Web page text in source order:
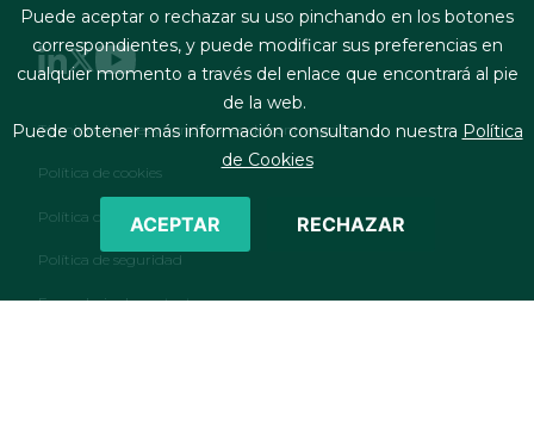
Footer menu
Términos legales y condiciones de contratación
Política de cookies
Política de privacidad
Política de seguridad
Formulario de contacto
Puede aceptar o rechazar su uso pinchando en los botones
correspondientes, y puede modificar sus preferencias en
cualquier momento a través del enlace que encontrará al pie
de la web.
Puede obtener más información consultando nuestra Política
de Cookies
ACEPTAR RECHAZAR